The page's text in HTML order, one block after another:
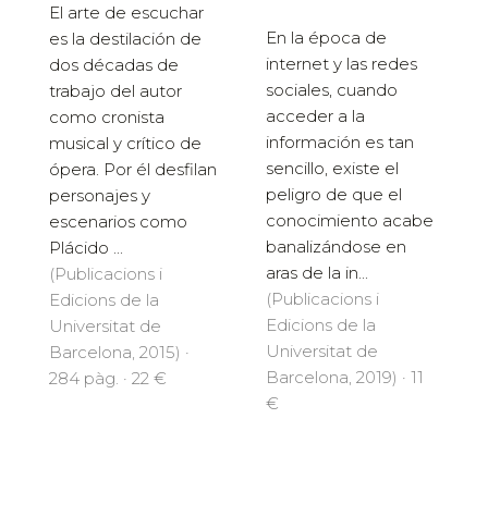
El arte de escuchar
es la destilación de
dos décadas de
trabajo del autor
como cronista
musical y crítico de
ópera. Por él desfilan
personajes y
escenarios como
Plácido ...
(Publicacions i
Edicions de la
Universitat de
Barcelona, 2015) ·
284 pàg. · 22 €
En la época de
internet y las redes
sociales, cuando
acceder a la
información es tan
sencillo, existe el
peligro de que el
conocimiento acabe
banalizándose en
aras de la in...
(Publicacions i
Edicions de la
Universitat de
Barcelona, 2019) · 11
€